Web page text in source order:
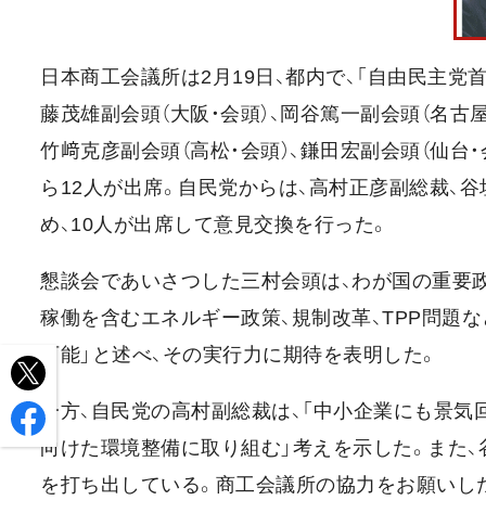
日本商工会議所は2月19日、都内で、「自由民主党
藤茂雄副会頭（大阪・会頭）、岡谷篤一副会頭（名古
竹﨑克彦副会頭（高松・会頭）、鎌田宏副会頭（仙台
ら12人が出席。自民党からは、高村正彦副総裁、
め、10人が出席して意見交換を行った。
懇談会であいさつした三村会頭は、わが国の重要
稼働を含むエネルギー政策、規制改革、TPP問題
可能」と述べ、その実行力に期待を表明した。
一方、自民党の高村副総裁は、「中小企業にも景
向けた環境整備に取り組む」考えを示した。また
を打ち出している。商工会議所の協力をお願いし